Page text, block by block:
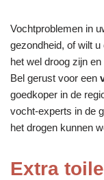
Vochtproblemen in
gezondheid, of wilt
het wel droog zijn en
Bel gerust voor een
goedkoper in de
vocht-experts in de
het drogen kunnen
Extra